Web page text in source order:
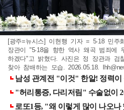
[광주=뉴시스] 이현행 기자 = 5·18 민주
장관이 "5·18을 향한 역사 왜곡 범죄에
하겠다"고 밝혔다. 사진은 정 장관과 검
찾아 참배하는 모습. 2026.05.18.